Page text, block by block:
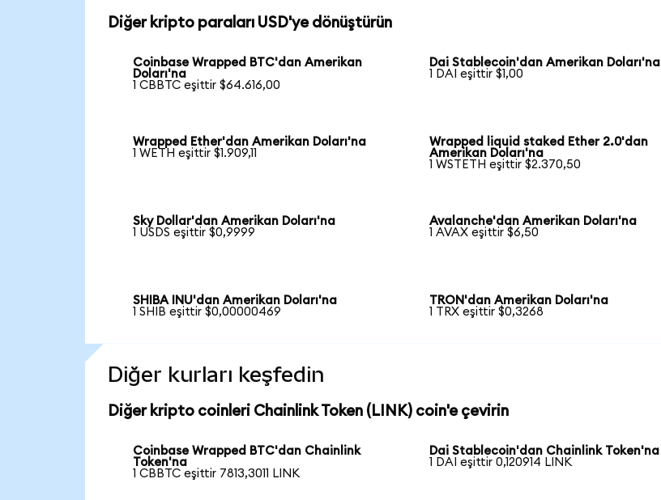
Diğer kripto paraları USD'ye dönüştürün
Coinbase Wrapped BTC'dan Amerikan
Doları'na
1 CBBTC eşittir $64.616,00
Dai Stablecoin'dan Amerikan Doları'na
1 DAI eşittir $1,00
Wrapped Ether'dan Amerikan Doları'na
1 WETH eşittir $1.909,11
Wrapped liquid staked Ether 2.0'dan
Amerikan Doları'na
1 WSTETH eşittir $2.370,50
Sky Dollar'dan Amerikan Doları'na
1 USDS eşittir $0,9999
Avalanche'dan Amerikan Doları'na
1 AVAX eşittir $6,50
SHIBA INU'dan Amerikan Doları'na
1 SHIB eşittir $0,00000469
TRON'dan Amerikan Doları'na
1 TRX eşittir $0,3268
Diğer kurları keşfedin
Diğer kripto coinleri Chainlink Token (LINK) coin'e çevirin
Coinbase Wrapped BTC'dan Chainlink
Token'na
1 CBBTC eşittir 7813,3011 LINK
Dai Stablecoin'dan Chainlink Token'na
1 DAI eşittir 0,120914 LINK